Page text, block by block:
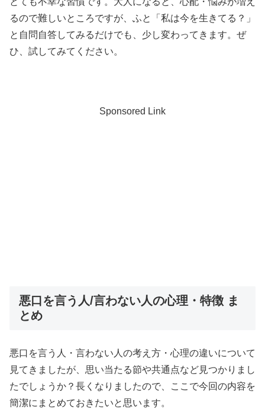
るので難しいところですが、ふと「私は今を生きてる？」
と自問自答してみるだけでも、少し変わってきます。ぜ
ひ、試してみてください。
Sponsored Link
悪口を言う人/言わない人の心理・特徴 ま
とめ
悪口を言う人・言わない人の考え方・心理の違いについて
見てきましたが、思い当たる節や共通点など見つかりまし
たでしょうか？長くなりましたので、ここで今回の内容を
簡潔にまとめておきたいと思います。